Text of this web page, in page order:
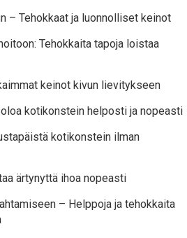
– Tehokkaat ja luonnolliset keinot
Tehokkaita tapoja loistaa
keinot kivun lievitykseen
kotikonstein helposti ja nopeasti
kotikonstein ilman
ärtynyttä ihoa nopeasti
– Helppoja ja tehokkaita